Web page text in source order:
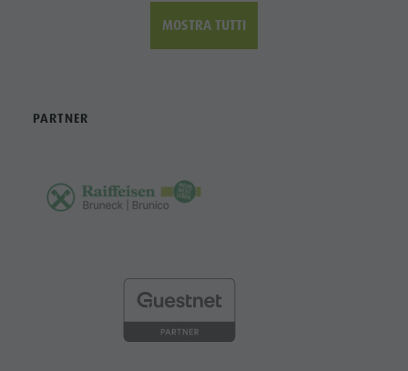
MOSTRA TUTTI
PARTNER